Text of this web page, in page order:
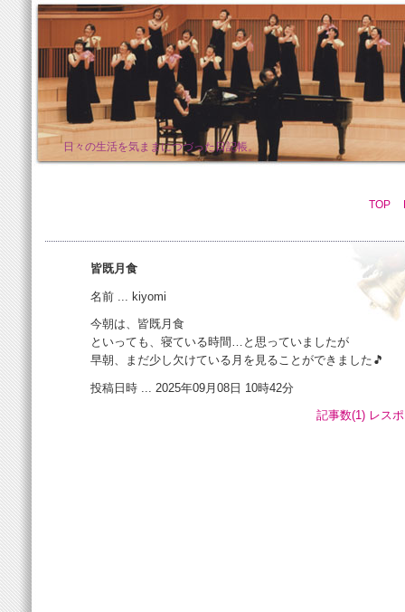
日々の生活を気ままにつづった日記帳。
TOP
皆既月食
名前 ... kiyomi
今朝は、皆既月食
といっても、寝ている時間…と思っていましたが
早朝、まだ少し欠けている月を見ることができました🎵
投稿日時 ... 2025年09月08日 10時42分
記事数(1) レス